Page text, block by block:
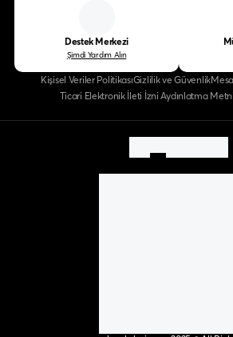
Destek Merkezi
Şimdi Yardım Alın
Kişisel Veriler PolitikasıGizlilik ve Güvenlik
Ticari Elektronik İleti İzni Aydınlatma Metni